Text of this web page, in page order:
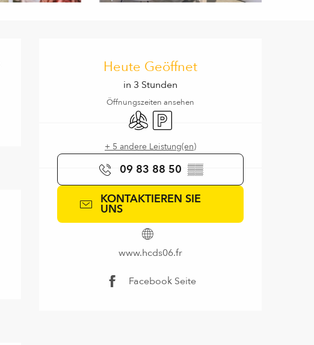
Heute Geöffnet
in 3 Stunden
Öffnungszeiten ansehen
Klimaanlage
Parkplatz
+ 5 andere Leistung(en)
09 83 88 50 ▒▒
KONTAKTIEREN SIE
UNS
www.hcds06.fr
Facebook Seite